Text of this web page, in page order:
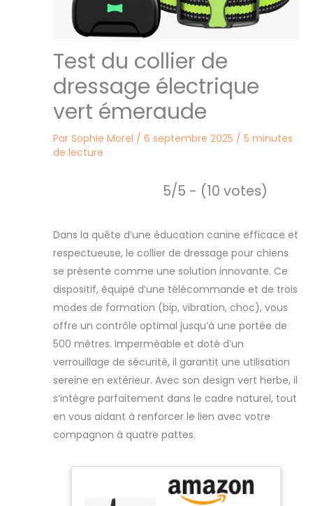
Test du collier de
dressage électrique
vert émeraude
Par Sophie Morel / 6 septembre 2025 / 5 minutes
de lecture
5/5 - (10 votes)
Dans la quête d’une éducation canine efficace et
respectueuse, le collier de dressage pour chiens
se présente comme une solution innovante. Ce
dispositif, équipé d’une télécommande et de trois
modes de formation (bip, vibration, choc), vous
offre un contrôle optimal jusqu’à une portée de
500 mètres. Imperméable et doté d’un
verrouillage de sécurité, il garantit une utilisation
sereine en extérieur. Avec son design vert herbe, il
s’intègre parfaitement dans le cadre naturel, tout
en vous aidant à renforcer le lien avec votre
compagnon à quatre pattes.